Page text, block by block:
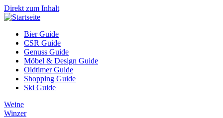
Direkt zum Inhalt
Bier Guide
CSR Guide
Genuss Guide
Möbel & Design Guide
Oldtimer Guide
Shopping Guide
Ski Guide
Weine
Winzer